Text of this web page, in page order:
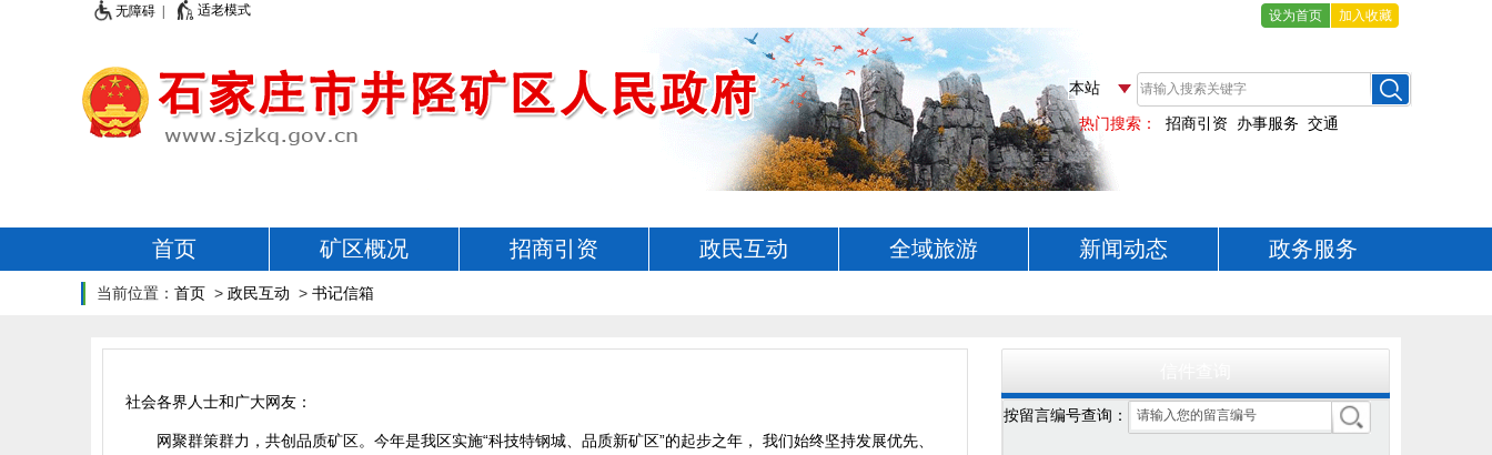
无障碍 | 适老模式 设为首页 加入收藏
首页 矿区概况 招商引资 政民互动 全域旅游 新闻动态 政务服务
当前位置： 首页 > 政民互动 > 书记信箱
社会各界人士和广大网友：
网聚群策群力，共创品质矿区。今年是我区实施“科技特钢城、品质新矿区”的起步之年， 我们始终坚持发展优先、